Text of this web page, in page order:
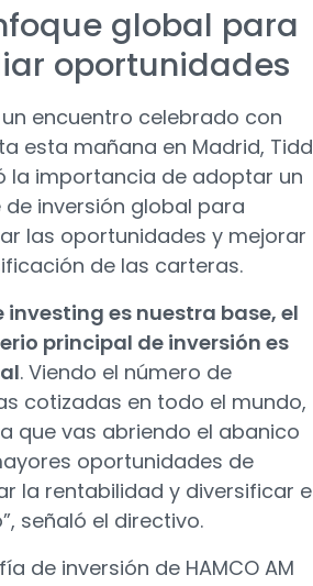
global para
oportunidades
encuentro celebrado con
esta mañana en Madrid, Tidd
la importancia de adoptar un
de inversión global para
las oportunidades y mejorar
de las carteras.
investing es nuestra base, el
principal de inversión es
. Viendo el número de
cotizadas en todo el mundo,
que vas abriendo el abanico
oportunidades de
la rentabilidad y diversificar
señaló el directivo.
de inversión de HAMCO AM